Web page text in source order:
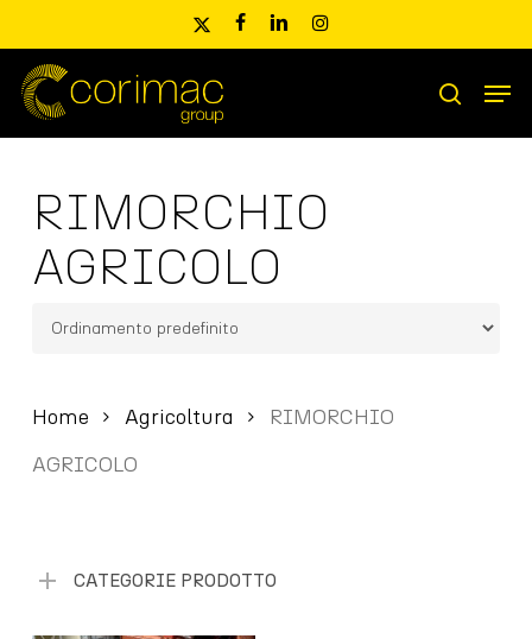
main
content
x-
facebooklinkedininstagram
Ricerca
prodotti
search
RIMORCHIO
AGRICOLO
Home Agricoltura
RIMORCHIO
AGRICOLO
CATEGORIE PRODOTTO